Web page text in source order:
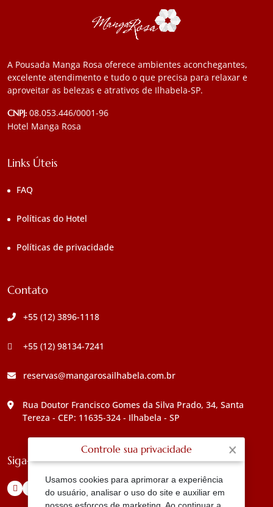
A Pousada Manga Rosa oferece ambientes aconchegantes,
excelente atendimento e tudo o que precisa para relaxar e
aproveitar as belezas e atrativos de Ilhabela-SP.
CNPJ: 08.053.446/0001-96
Hotel Manga Rosa
Links Úteis
FAQ
Políticas do Hotel
Políticas de privacidade
Contato
+55 (12) 3896-1118
+55 (12) 98134-7241
reservas@mangarosailhabela.com.br
Rua Doutor Francisco Gomes da Silva Prado, 34, Santa
Tereza - CEP: 11635-324 - Ilhabela - SP
Siga-nos
Controle sua privacidade
Usamos cookies para aprimorar a experiência
do usuário, analisar o uso do site e auxiliar em